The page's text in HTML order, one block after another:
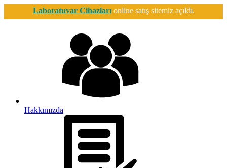
Laboratuvar Cihazlarıonline satış sitemiz açıldı.
Hakkımızda